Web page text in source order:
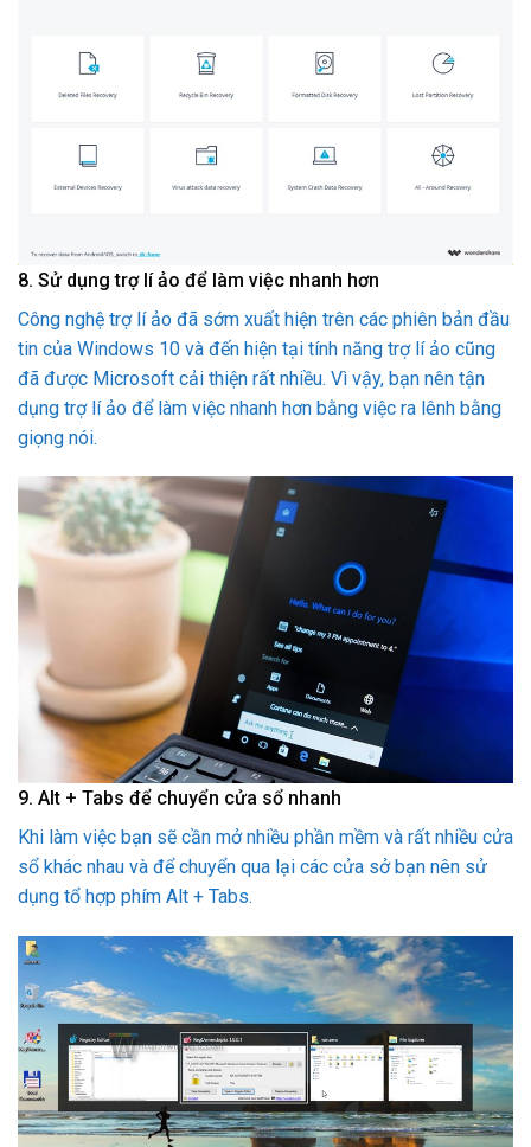
8. Sử dụng trợ lí ảo để làm việc nhanh hơn
Công nghệ trợ lí ảo đã sớm xuất hiện trên các phiên bản đầu
tin của Windows 10 và đến hiện tại tính năng trợ lí ảo cũng
đã được Microsoft cải thiện rất nhiều. Vì vậy, bạn nên tận
dụng trợ lí ảo để làm việc nhanh hơn bằng việc ra lênh bằng
giọng nói.
9. Alt + Tabs để chuyển cửa sổ nhanh
Khi làm việc bạn sẽ cần mở nhiều phần mềm và rất nhiều cửa
sổ khác nhau và để chuyển qua lại các cửa sở bạn nên sử
dụng tổ hợp phím Alt + Tabs.